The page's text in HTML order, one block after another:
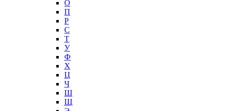
О
П
Р
С
Т
У
Ф
Х
Ц
Ч
Ш
Щ